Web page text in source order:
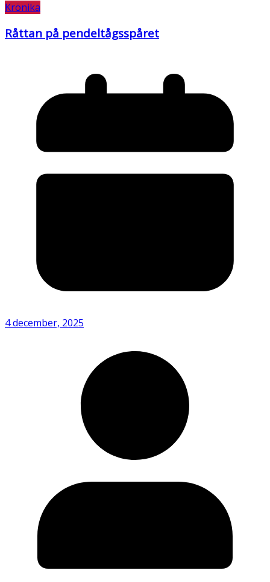
Krönika
Råttan på pendeltågsspåret
4 december, 2025